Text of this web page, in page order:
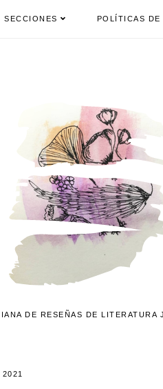
SECCIONES POLÍTICAS DE
DE RESEÑAS DE LITERATURA